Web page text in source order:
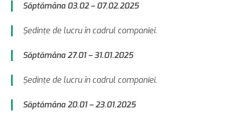
Săptămâna 03.02 – 07.02.2025
Şedinţe de lucru în cadrul companiei.
Săptămâna 27.01 – 31.01.2025
Şedinţe de lucru în cadrul companiei.
Săptămâna 20.01 – 23.01.2025